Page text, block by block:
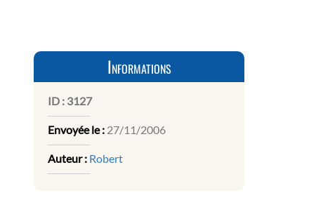
Informations
ID : 3127
Envoyée le : 27/11/2006
Auteur : Robert